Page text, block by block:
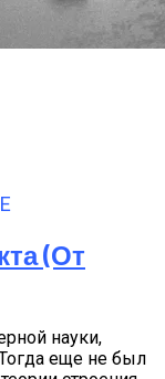
(от
науки,
еще не был